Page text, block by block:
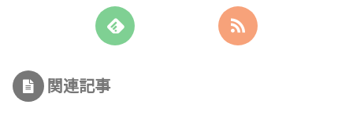
関連記事